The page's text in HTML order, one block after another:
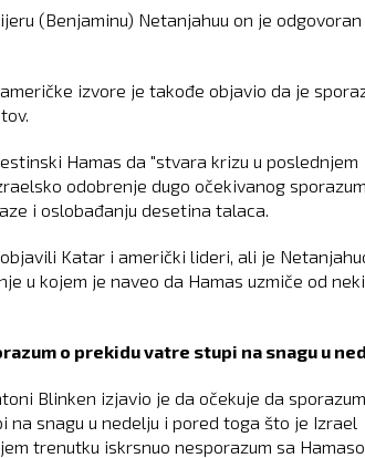
(Benjaminu) Netanjahuu on je odgovoran
izvore je takođe objavio da je
Hamas da "stvara krizu u poslednjem
odobrenje dugo očekivanog
i oslobađanju desetina talaca.
Katar i američki lideri, ali je
u kojem je naveo da Hamas uzmiče od
o prekidu vatre stupi na snagu u
Blinken izjavio je da očekuje da
na snagu u nedelju i pored toga što je Izrael
trenutku iskrsnuo nesporazum sa